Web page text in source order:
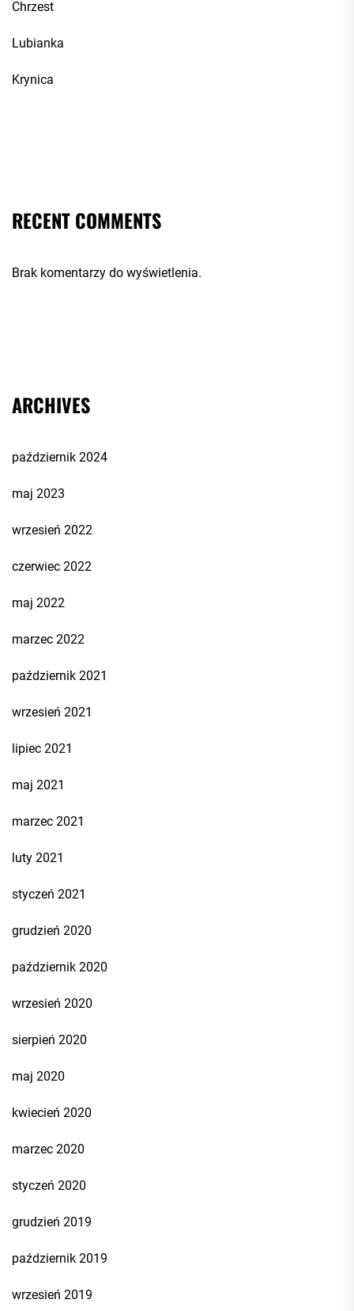
Chrzest
Lubianka
Krynica
RECENT COMMENTS
Brak komentarzy do wyświetlenia.
ARCHIVES
październik 2024
maj 2023
wrzesień 2022
czerwiec 2022
maj 2022
marzec 2022
październik 2021
wrzesień 2021
lipiec 2021
maj 2021
marzec 2021
luty 2021
styczeń 2021
grudzień 2020
październik 2020
wrzesień 2020
sierpień 2020
maj 2020
kwiecień 2020
marzec 2020
styczeń 2020
grudzień 2019
październik 2019
wrzesień 2019